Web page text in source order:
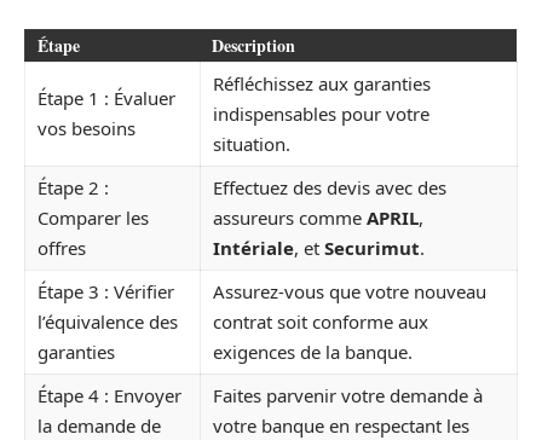
Étape Description
Étape 1 : Évaluer
vos besoins
Réfléchissez aux garanties
indispensables pour votre
situation.
Étape 2 :
Comparer les
offres
Effectuez des devis avec des
assureurs comme APRIL,
Intériale, et Securimut.
Étape 3 : Vérifier
l’équivalence des
garanties
Assurez-vous que votre nouveau
contrat soit conforme aux
exigences de la banque.
Étape 4 : Envoyer
la demande de
Faites parvenir votre demande à
votre banque en respectant les